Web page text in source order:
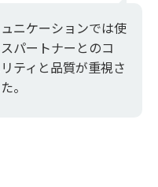
ニケーションでは使
パートナーとのコ
ティと品質が重視さ
。